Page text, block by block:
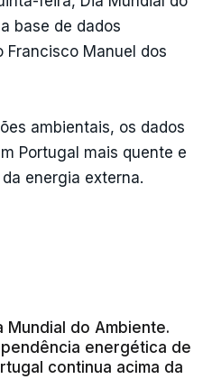
base de dados
Francisco Manuel dos
ambientais, os dados
Portugal mais quente e
energia externa.
Mundial do Ambiente.
energética de
continua acima da